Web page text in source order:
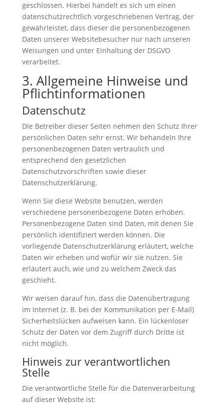
geschlossen. Hierbei handelt es sich um einen
datenschutzrechtlich vorgeschriebenen Vertrag, der
gewährleistet, dass dieser die personenbezogenen
Daten unserer Websitebesucher nur nach unseren
Weisungen und unter Einhaltung der DSGVO
verarbeitet.
3. Allgemeine Hinweise und
Pflicht­informationen
Datenschutz
Die Betreiber dieser Seiten nehmen den Schutz Ihrer
persönlichen Daten sehr ernst. Wir behandeln Ihre
personenbezogenen Daten vertraulich und
entsprechend den gesetzlichen
Datenschutzvorschriften sowie dieser
Datenschutzerklärung.
Wenn Sie diese Website benutzen, werden
verschiedene personenbezogene Daten erhoben.
Personenbezogene Daten sind Daten, mit denen Sie
persönlich identifiziert werden können. Die
vorliegende Datenschutzerklärung erläutert, welche
Daten wir erheben und wofür wir sie nutzen. Sie
erläutert auch, wie und zu welchem Zweck das
geschieht.
Wir weisen darauf hin, dass die Datenübertragung
im Internet (z. B. bei der Kommunikation per E-Mail)
Sicherheitslücken aufweisen kann. Ein lückenloser
Schutz der Daten vor dem Zugriff durch Dritte ist
nicht möglich.
Hinweis zur verantwortlichen
Stelle
Die verantwortliche Stelle für die Datenverarbeitung
auf dieser Website ist: